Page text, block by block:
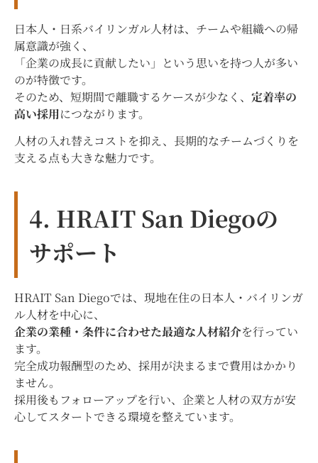
日本人・日系バイリンガル人材は、チームや組織への帰
属意識が強く、
「企業の成長に貢献したい」という思いを持つ人が多い
のが特徴です。
そのため、短期間で離職するケースが少なく、 定着率の
高い採用につながります。
人材の入れ替えコストを抑え、長期的なチームづくりを
支える点も大きな魅力です。
4. HRAIT San Diegoの
サポート
HRAIT San Diegoでは、現地在住の日本人・バイリンガ
ル人材を中心に、
企業の業種・条件に合わせた最適な人材紹介を行ってい
ます。
完全成功報酬型のため、採用が決まるまで費用はかかり
ません。
採用後もフォローアップを行い、企業と人材の双方が安
心してスタートできる環境を整えています。